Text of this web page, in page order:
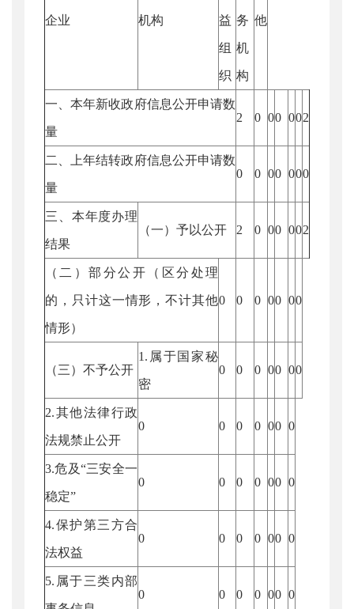
企业 机构 益
组
织
务
机
构
他
一、本年新收政府信息公开申请数
量
2 0 00 002
二、上年结转政府信息公开申请数
量
0 0 00 000
三、本年度办理
结果
（一）予以公开 2 0 00 002
（二）部分公开（区分处理
的，只计这一情形，不计其他
情形）
0 0 0 00 00
（三）不予公开
1.属于国家秘
密
0 0 0 00 00
2.其他法律行政
法规禁止公开
0 0 0 0 00 0
3.危及“三安全一
稳定”
0 0 0 0 00 0
4.保护第三方合
法权益
0 0 0 0 00 0
5.属于三类内部
0 0 0 0 00 0